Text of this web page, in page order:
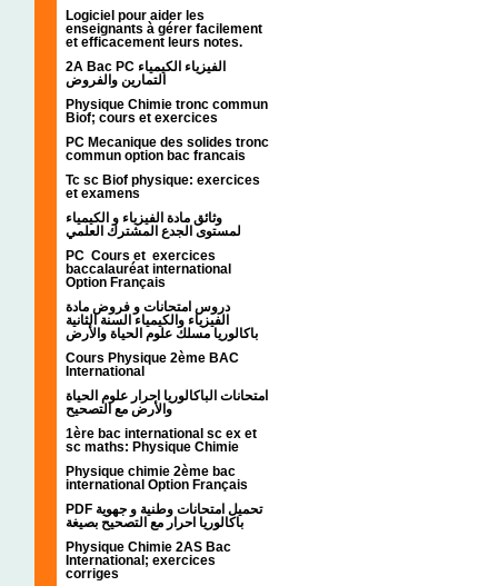
Logiciel pour aider les
enseignants à gérer facilement
et efficacement leurs notes.
2A Bac PC الفيزياء الكيمياء
التمارين والفروض
Physique Chimie tronc commun
Biof; cours et exercices
PC Mecanique des solides tronc
commun option bac francais
Tc sc Biof physique: exercices
et examens
وثائق مادة الفيزياء و الكيمياء
PC Cours et exercices
baccalauréat international
Option Français
دروس امتحانات و فروض مادة
الفيزياء والكيمياء السنة الثانية
باكالوريا مسلك علوم الحياة والأرض
Cours Physique 2ème BAC
International
امتحانات الباكالوريا احرار علوم الحياة
والأرض مع التصحيح
1ère bac international sc ex et
sc maths: Physique Chimie
Physique chimie 2ème bac
international Option Français
PDF تحميل امتحانات وطنية و جهوية
باكالوريا احرار مع التصحيح بصيغة
Physique Chimie 2AS Bac
International; exercices
corriges